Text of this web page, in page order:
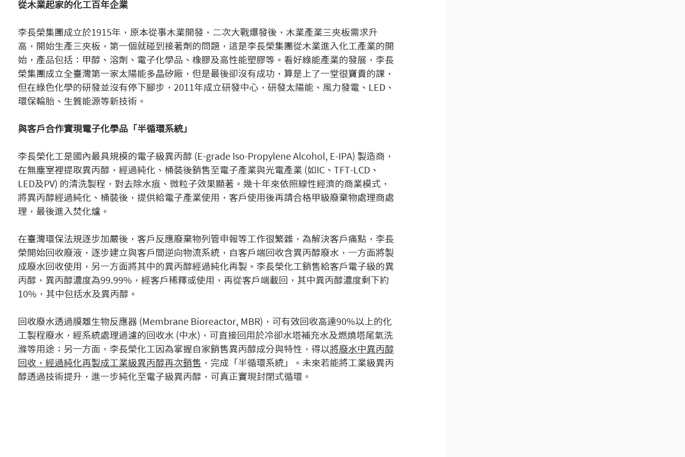
從木業起家的化工百年企業
李長榮集團成立於1915年，原本從事木業開發，二次大戰爆發後，木業產業三夾板需求升
高，開始生產三夾板，第一個就碰到接著劑的問題，這是李長榮集團從木業進入化工產業的開
始，產品包括：甲醇、溶劑、電子化學品、橡膠及高性能塑膠等。看好綠能產業的發展，李長
榮集團成立全臺灣第一家太陽能多晶矽廠，但是最後卻沒有成功，算是上了一堂很寶貴的課，
但在綠色化學的研發並沒有停下腳步，2011年成立研發中心，研發太陽能、風力發電、LED、
環保輪胎、生質能源等新技術。
與客戶合作實現電子化學品「半循環系統」
李長榮化工是國內最具規模的電子級異丙醇 (E-grade Iso-Propylene Alcohol, E-IPA) 製造商，
在無塵室裡提取異丙醇，經過純化、桶裝後銷售至電子產業與光電產業 (如IC、TFT-LCD、
LED及PV) 的清洗製程，對去除水痕、微粒子效果顯著。幾十年來依照線性經濟的商業模式，
將異丙醇經過純化、桶裝後，提供給電子產業使用，客戶使用後再請合格甲級廢棄物處理商處
理，最後進入焚化爐。
在臺灣環保法規逐步加嚴後，客戶反應廢棄物列管申報等工作很繁雜，為解決客戶痛點，李長
榮開始回收廢液，逐步建立與客戶間逆向物流系統，自客戶端回收含異丙醇廢水，一方面將製
成廢水回收使用，另一方面將其中的異丙醇經過純化再製。李長榮化工銷售給客戶電子級的異
丙醇，異丙醇濃度為99.99%，經客戶稀釋或使用，再從客戶端載回，其中異丙醇濃度剩下約
10%，其中包括水及異丙醇。
回收廢水透過膜離生物反應器 (Membrane Bioreactor, MBR)，可有效回收高達90%以上的化
工製程廢水，經系統處理過濾的回收水 (中水)，可直接回用於冷卻水塔補充水及燃燒塔尾氣洗
滌等用途；另一方面，李長榮化工因為掌握自家銷售異丙醇成分與特性，得以將廢水中異丙醇
回收，經過純化再製成工業級異丙醇再次銷售 ，完成「半循環系統」。未來若能將工業級異丙
醇透過技術提升，進一步純化至電子級異丙醇，可真正實現封閉式循環。